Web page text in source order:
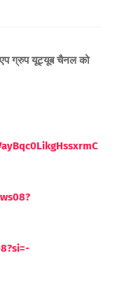
ग्रुप यूट्यूब चैनल को